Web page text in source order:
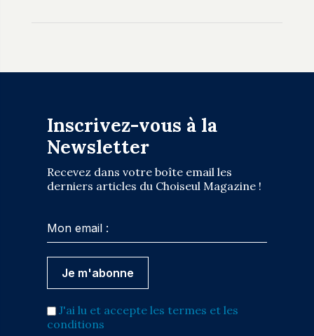
Inscrivez-vous à la
Newsletter
Recevez dans votre boîte email les
derniers articles du Choiseul Magazine !
J'ai lu et accepte les termes et les
conditions